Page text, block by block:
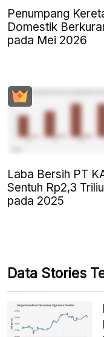
Penumpang
Domestik
pada Mei 2026
Laba Bersih PT
Sentuh Rp2,3
pada 2025
Data Stories